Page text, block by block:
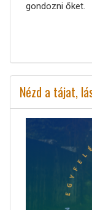
gondozni őket.
Nézd a tájat,